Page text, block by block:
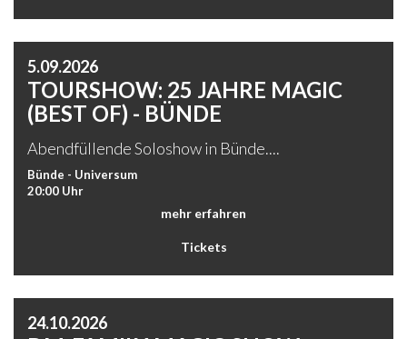
5.09.2026
TOURSHOW: 25 JAHRE MAGIC
(BEST OF) - BÜNDE
Abendfüllende Soloshow in Bünde....
Bünde - Universum
20:00 Uhr
mehr erfahren
Tickets
24.10.2026